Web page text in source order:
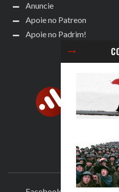
Anuncie
Apoie no Patreon
Apoie no Padrim!